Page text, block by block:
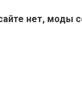
нет, моды